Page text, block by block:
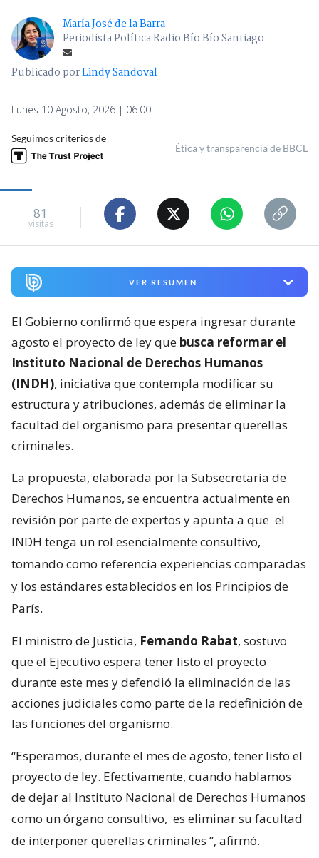
María José de la Barra
Periodista Política Radio Bío Bío Santiago
Publicado porLindy Sandoval
Lunes 10 Agosto, 2026 | 06:00
Seguimos criterios de
Ética y transparencia de BBCL
81
visitas
VER RESUMEN
El Gobierno confirmó que espera ingresar durante
agosto el proyecto de ley que busca reformar el
Instituto Nacional de Derechos Humanos
(INDH), iniciativa que contempla modificar su
estructura y atribuciones, además de eliminar la
facultad del organismo para presentar querellas
criminales.
La propuesta, elaborada por la Subsecretaría de
Derechos Humanos, se encuentra actualmente en
revisión por parte de expertos y apunta a que el
INDH tenga un rol esencialmente consultivo,
tomando como referencia experiencias comparadas
y los estándares establecidos en los Principios de
París.
El ministro de Justicia, Fernando Rabat, sostuvo
que el Ejecutivo espera tener listo el proyecto
durante este mes y defendió la eliminación de las
acciones judiciales como parte de la redefinición de
las funciones del organismo.
“Esperamos, durante el mes de agosto, tener listo el
proyecto de ley. Efectivamente, cuando hablamos
de dejar al Instituto Nacional de Derechos Humanos
como un órgano consultivo, es eliminar su facultad
de interponer querellas criminales ”, afirmó.